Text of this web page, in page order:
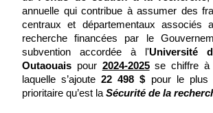
annuelle qui contribue à assumer des
centraux et départementaux associés
recherche financées par le
subvention accordée à l'Université
Outaouais pour 2024-2025se chiffre à
laquelle s’ajoute22 498 $ pour le plus
prioritaire qu’est la Sécurité de la